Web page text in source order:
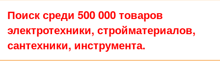
Поиск среди 500 000 товаров
электротехники, стройматериалов,
сантехники, инструмента.